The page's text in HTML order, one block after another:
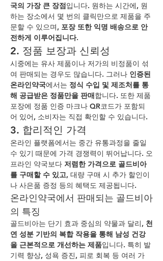
국의 가장 큰 장점입니다. 원하는 시간에, 원
하는 장소에서 몇 번의 클릭만으로 제품을 주
문할 수 있으며, 포장 또한 익명 배송으로 안
전하게 이루어집니다.
2. 정품 보장과 신뢰성
시중에는 유사 제품이나 저가의 비정품이 섞
여 판매되는 경우도 많습니다. 그러나 인증된
온라인약국에서는 정식 수입 및 제조처를 통
해 공급받은 정품만을 판매합니다. 또한 제품
포장에 정품 인증 마크나 QR코드가 포함되
어 있어, 소비자는 직접 확인할 수 있습니다.
3. 합리적인 가격
온라인 플랫폼에서는 중간 유통과정을 줄일
수 있기 때문에 가격 경쟁력이 뛰어납니다. 오
프라인 약국보다 저렴한 가격으로 골드비아
를 구매할 수 있고, 대량 구매 시 추가 할인이
나 사은품 증정 등의 혜택도 제공됩니다.
온라인약국에서 판매되는 골드비아
의 특징
골드비아는 단기 효과 중심의 약물과 달리, 천
연 성분 기반의 복합 작용을 통해 남성 건강
을 근본적으로 개선하는 제품입니다. 특히 발
기력 향상, 성욕 증진, 피로 회복 등 여러 가